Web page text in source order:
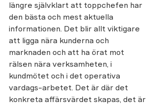
längre självklart att toppchefen har
den bästa och mest aktuella
informationen. Det blir allt viktigare
att ligga nära kunderna och
marknaden och att ha örat mot
rälsen nära verksamheten, i
kundmötet och i det operativa
vardags-arbetet. Det är där det
konkreta affärsvärdet skapas, det är